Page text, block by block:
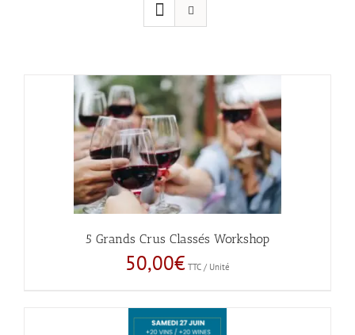
5 Grands Crus Classés Workshop
50,00€ TTC / Unité